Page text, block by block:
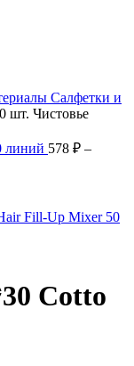
Салфетки и
шт. Чистовье
линий 578 ₽ –
Fill-Up Mixer 50
Cotto